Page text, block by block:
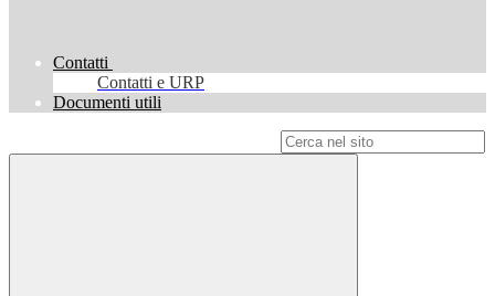
Contatti
Contatti e URP
Documenti utili